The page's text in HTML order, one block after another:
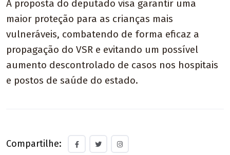
A proposta do deputado visa garantir uma
maior proteção para as crianças mais
vulneráveis, combatendo de forma eficaz a
propagação do VSR e evitando um possível
aumento descontrolado de casos nos hospitais
e postos de saúde do estado.
Compartilhe: